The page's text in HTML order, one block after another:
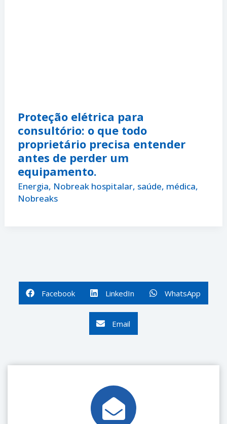
Proteção elétrica para
consultório: o que todo
proprietário precisa entender
antes de perder um
equipamento.
Energia, Nobreak hospitalar, saúde, médica,
Nobreaks
Facebook LinkedIn WhatsApp
Email